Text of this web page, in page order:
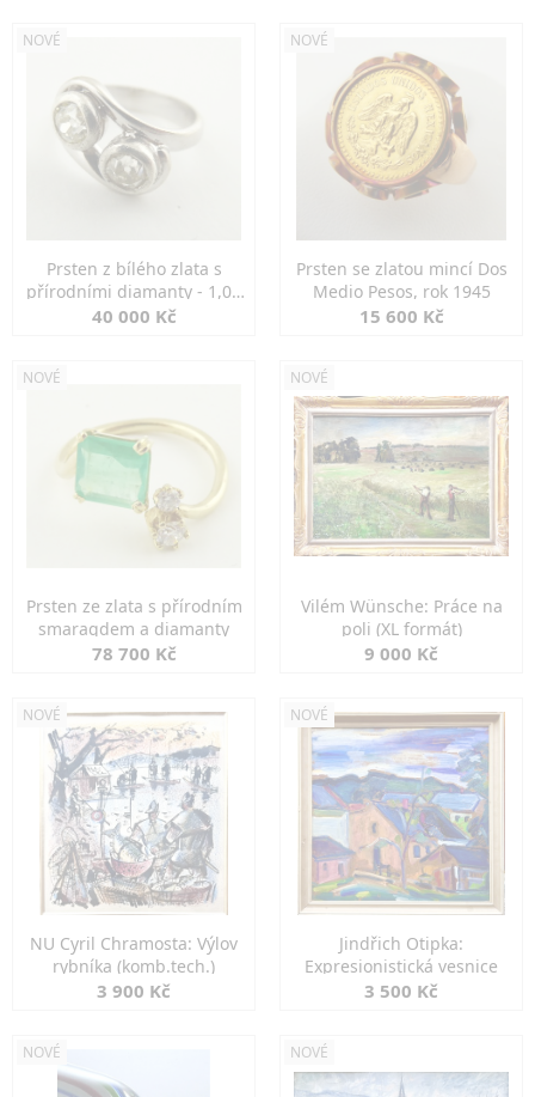
NOVÉ
Prsten z bílého zlata s
přírodními diamanty - 1,00
ct
40 000 Kč
NOVÉ
Prsten se zlatou mincí Dos
Medio Pesos, rok 1945
15 600 Kč
NOVÉ
Prsten ze zlata s přírodním
smaragdem a diamanty
78 700 Kč
NOVÉ
Vilém Wünsche: Práce na
poli (XL formát)
9 000 Kč
NOVÉ
NU Cyril Chramosta: Výlov
rybníka (komb.tech.)
3 900 Kč
NOVÉ
Jindřich Otipka:
Expresionistická vesnice
3 500 Kč
NOVÉ NOVÉ